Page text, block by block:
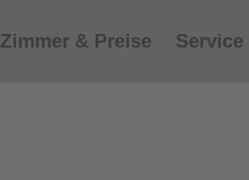
Zimmer & Preise Service